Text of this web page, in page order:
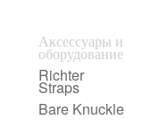
Аксессуары и
оборудование
Richter
Straps
Bare Knuckle